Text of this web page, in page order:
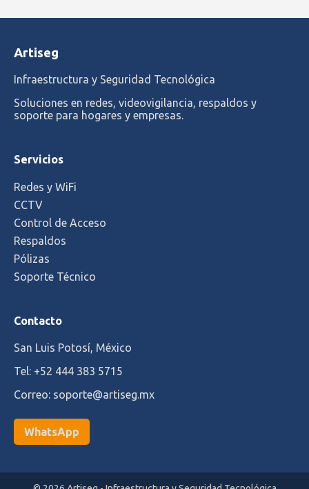
Artiseg
Infraestructura y Seguridad Tecnológica
Soluciones en redes, videovigilancia, respaldos y
soporte para hogares y empresas.
Servicios
Redes y WiFi
CCTV
Control de Acceso
Respaldos
Pólizas
Soporte Técnico
Contacto
San Luis Potosí, México
Tel: +52 444 383 5715
Correo: soporte@artiseg.mx
WhatsApp